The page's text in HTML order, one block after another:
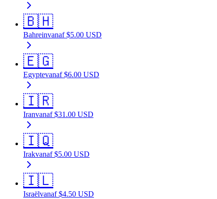
🇧🇭
Bahreinvanaf $5.00 USD
🇪🇬
Egyptevanaf $6.00 USD
🇮🇷
Iranvanaf $31.00 USD
🇮🇶
Irakvanaf $5.00 USD
🇮🇱
Israëlvanaf $4.50 USD